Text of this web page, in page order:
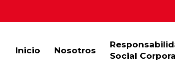
Inicio Nosotros
Social